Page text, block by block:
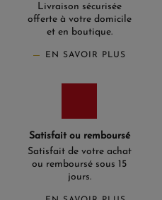
Livraison sécurisée
offerte à votre domicile
et en boutique.
EN SAVOIR PLUS
Satisfait ou remboursé
Satisfait de votre achat
ou remboursé sous 15
jours.